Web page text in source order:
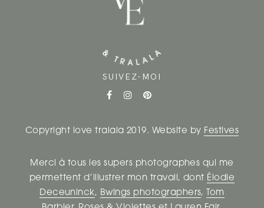
SUIVEZ-MOI
Copyright love tralala 2019. Website by Festives
Merci à tous les supers photographes qui me
permettent d’illustrer mon travail, dont Élodie
Deceuninck , Bwings photographers,
Tom